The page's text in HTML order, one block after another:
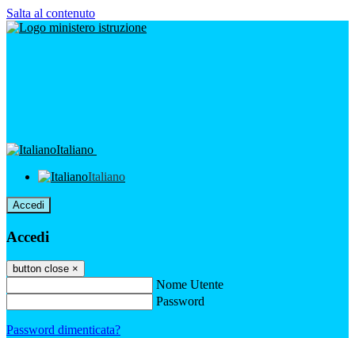
Salta al contenuto
Italiano
Italiano
Accedi
Accedi
button close ×
Nome Utente
Password
Password dimenticata?